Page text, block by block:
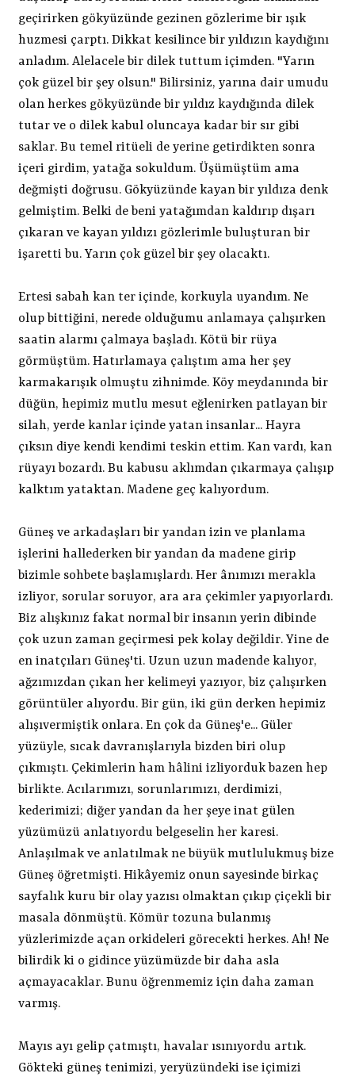
geçirirken gökyüzünde gezinen gözlerime bir ışık
huzmesi çarptı. Dikkat kesilince bir yıldızın kaydığını
anladım. Alelacele bir dilek tuttum içimden. "Yarın
çok güzel bir şey olsun." Bilirsiniz, yarına dair umudu
olan herkes gökyüzünde bir yıldız kaydığında dilek
tutar ve o dilek kabul oluncaya kadar bir sır gibi
saklar. Bu temel ritüeli de yerine getirdikten sonra
içeri girdim, yatağa sokuldum. Üşümüştüm ama
değmişti doğrusu. Gökyüzünde kayan bir yıldıza denk
gelmiştim. Belki de beni yatağımdan kaldırıp dışarı
çıkaran ve kayan yıldızı gözlerimle buluşturan bir
işaretti bu. Yarın çok güzel bir şey olacaktı.
Ertesi sabah kan ter içinde, korkuyla uyandım. Ne
olup bittiğini, nerede olduğumu anlamaya çalışırken
saatin alarmı çalmaya başladı. Kötü bir rüya
görmüştüm. Hatırlamaya çalıştım ama her şey
karmakarışık olmuştu zihnimde. Köy meydanında bir
düğün, hepimiz mutlu mesut eğlenirken patlayan bir
silah, yerde kanlar içinde yatan insanlar... Hayra
çıksın diye kendi kendimi teskin ettim. Kan vardı, kan
rüyayı bozardı. Bu kabusu aklımdan çıkarmaya çalışıp
kalktım yataktan. Madene geç kalıyordum.
Güneş ve arkadaşları bir yandan izin ve planlama
işlerini hallederken bir yandan da madene girip
bizimle sohbete başlamışlardı. Her ânımızı merakla
izliyor, sorular soruyor, ara ara çekimler yapıyorlardı.
Biz alışkınız fakat normal bir insanın yerin dibinde
çok uzun zaman geçirmesi pek kolay değildir. Yine de
en inatçıları Güneş'ti. Uzun uzun madende kalıyor,
ağzımızdan çıkan her kelimeyi yazıyor, biz çalışırken
görüntüler alıyordu. Bir gün, iki gün derken hepimiz
alışıvermiştik onlara. En çok da Güneş'e... Güler
yüzüyle, sıcak davranışlarıyla bizden biri olup
çıkmıştı. Çekimlerin ham hâlini izliyorduk bazen hep
birlikte. Acılarımızı, sorunlarımızı, derdimizi,
kederimizi; diğer yandan da her şeye inat gülen
yüzümüzü anlatıyordu belgeselin her karesi.
Anlaşılmak ve anlatılmak ne büyük mutlulukmuş bize
Güneş öğretmişti. Hikâyemiz onun sayesinde birkaç
sayfalık kuru bir olay yazısı olmaktan çıkıp çiçekli bir
masala dönmüştü. Kömür tozuna bulanmış
yüzlerimizde açan orkideleri görecekti herkes. Ah! Ne
bilirdik ki o gidince yüzümüzde bir daha asla
açmayacaklar. Bunu öğrenmemiz için daha zaman
varmış.
Mayıs ayı gelip çatmıştı, havalar ısınıyordu artık.
Gökteki güneş tenimizi, yeryüzündeki ise içimizi